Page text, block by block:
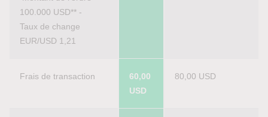
100.000 USD** -
Taux de change
EUR/USD 1,21
Frais de transaction
60,00
USD
80,00 USD